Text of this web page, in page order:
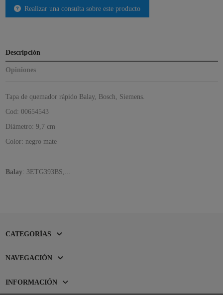
Realizar una consulta sobre este producto
Descripción
Opiniones
Tapa de quemador rápido Balay, Bosch, Siemens.
Cod: 00654543
Diámetro: 9,7 cm
Color: negro mate
Balay: 3ETG393BS,...
CATEGORÍAS
NAVEGACIÓN
INFORMACIÓN